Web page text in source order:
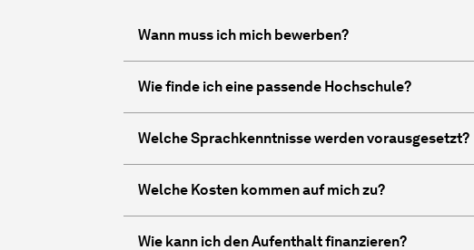
Wann muss ich mich bewerben?
Wie finde ich eine passende Hochschule?
Welche Sprachkenntnisse werden vorausgesetzt?
Welche Kosten kommen auf mich zu?
Wie kann ich den Aufenthalt finanzieren?